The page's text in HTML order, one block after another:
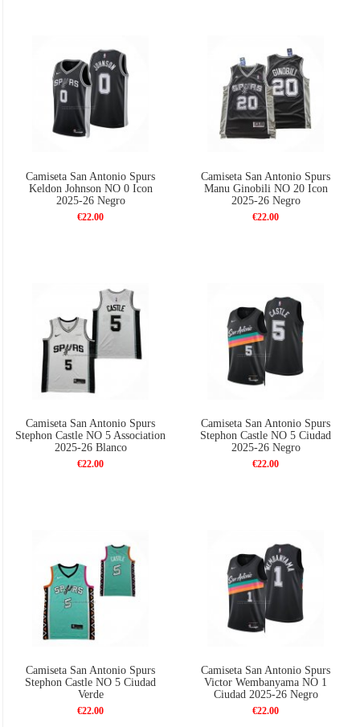
Camiseta San Antonio Spurs
Keldon Johnson NO 0 Icon
2025-26 Negro
€22.00
Camiseta San Antonio Spurs
Manu Ginobili NO 20 Icon
2025-26 Negro
€22.00
Camiseta San Antonio Spurs
Stephon Castle NO 5 Association
2025-26 Blanco
€22.00
Camiseta San Antonio Spurs
Stephon Castle NO 5 Ciudad
2025-26 Negro
€22.00
Camiseta San Antonio Spurs
Stephon Castle NO 5 Ciudad
Verde
€22.00
Camiseta San Antonio Spurs
Victor Wembanyama NO 1
Ciudad 2025-26 Negro
€22.00